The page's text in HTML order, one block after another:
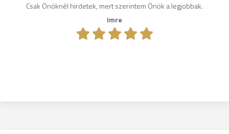
Csak Önöknél hirdetek, mert szerintem Önök a legjobbak.
Imre